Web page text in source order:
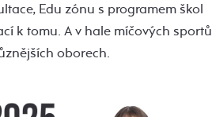
Edu zónu s programem škol
k tomu. A v hale míčových sportů
oborech.